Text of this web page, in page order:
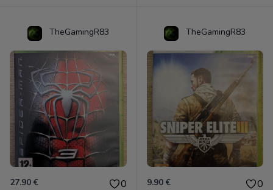
TheGamingR83
27.90 € 0
TheGamingR83
9.90 € 0